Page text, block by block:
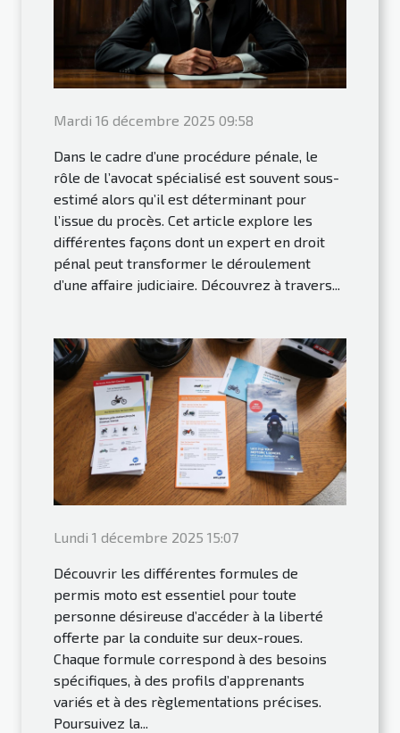
Mardi 16 décembre 2025 09:58
Dans le cadre d’une procédure pénale, le
rôle de l’avocat spécialisé est souvent sous-
estimé alors qu’il est déterminant pour
l’issue du procès. Cet article explore les
différentes façons dont un expert en droit
pénal peut transformer le déroulement
d’une affaire judiciaire. Découvrez à travers...
Lundi 1 décembre 2025 15:07
Découvrir les différentes formules de
permis moto est essentiel pour toute
personne désireuse d’accéder à la liberté
offerte par la conduite sur deux-roues.
Chaque formule correspond à des besoins
spécifiques, à des profils d’apprenants
variés et à des règlementations précises.
Poursuivez la...